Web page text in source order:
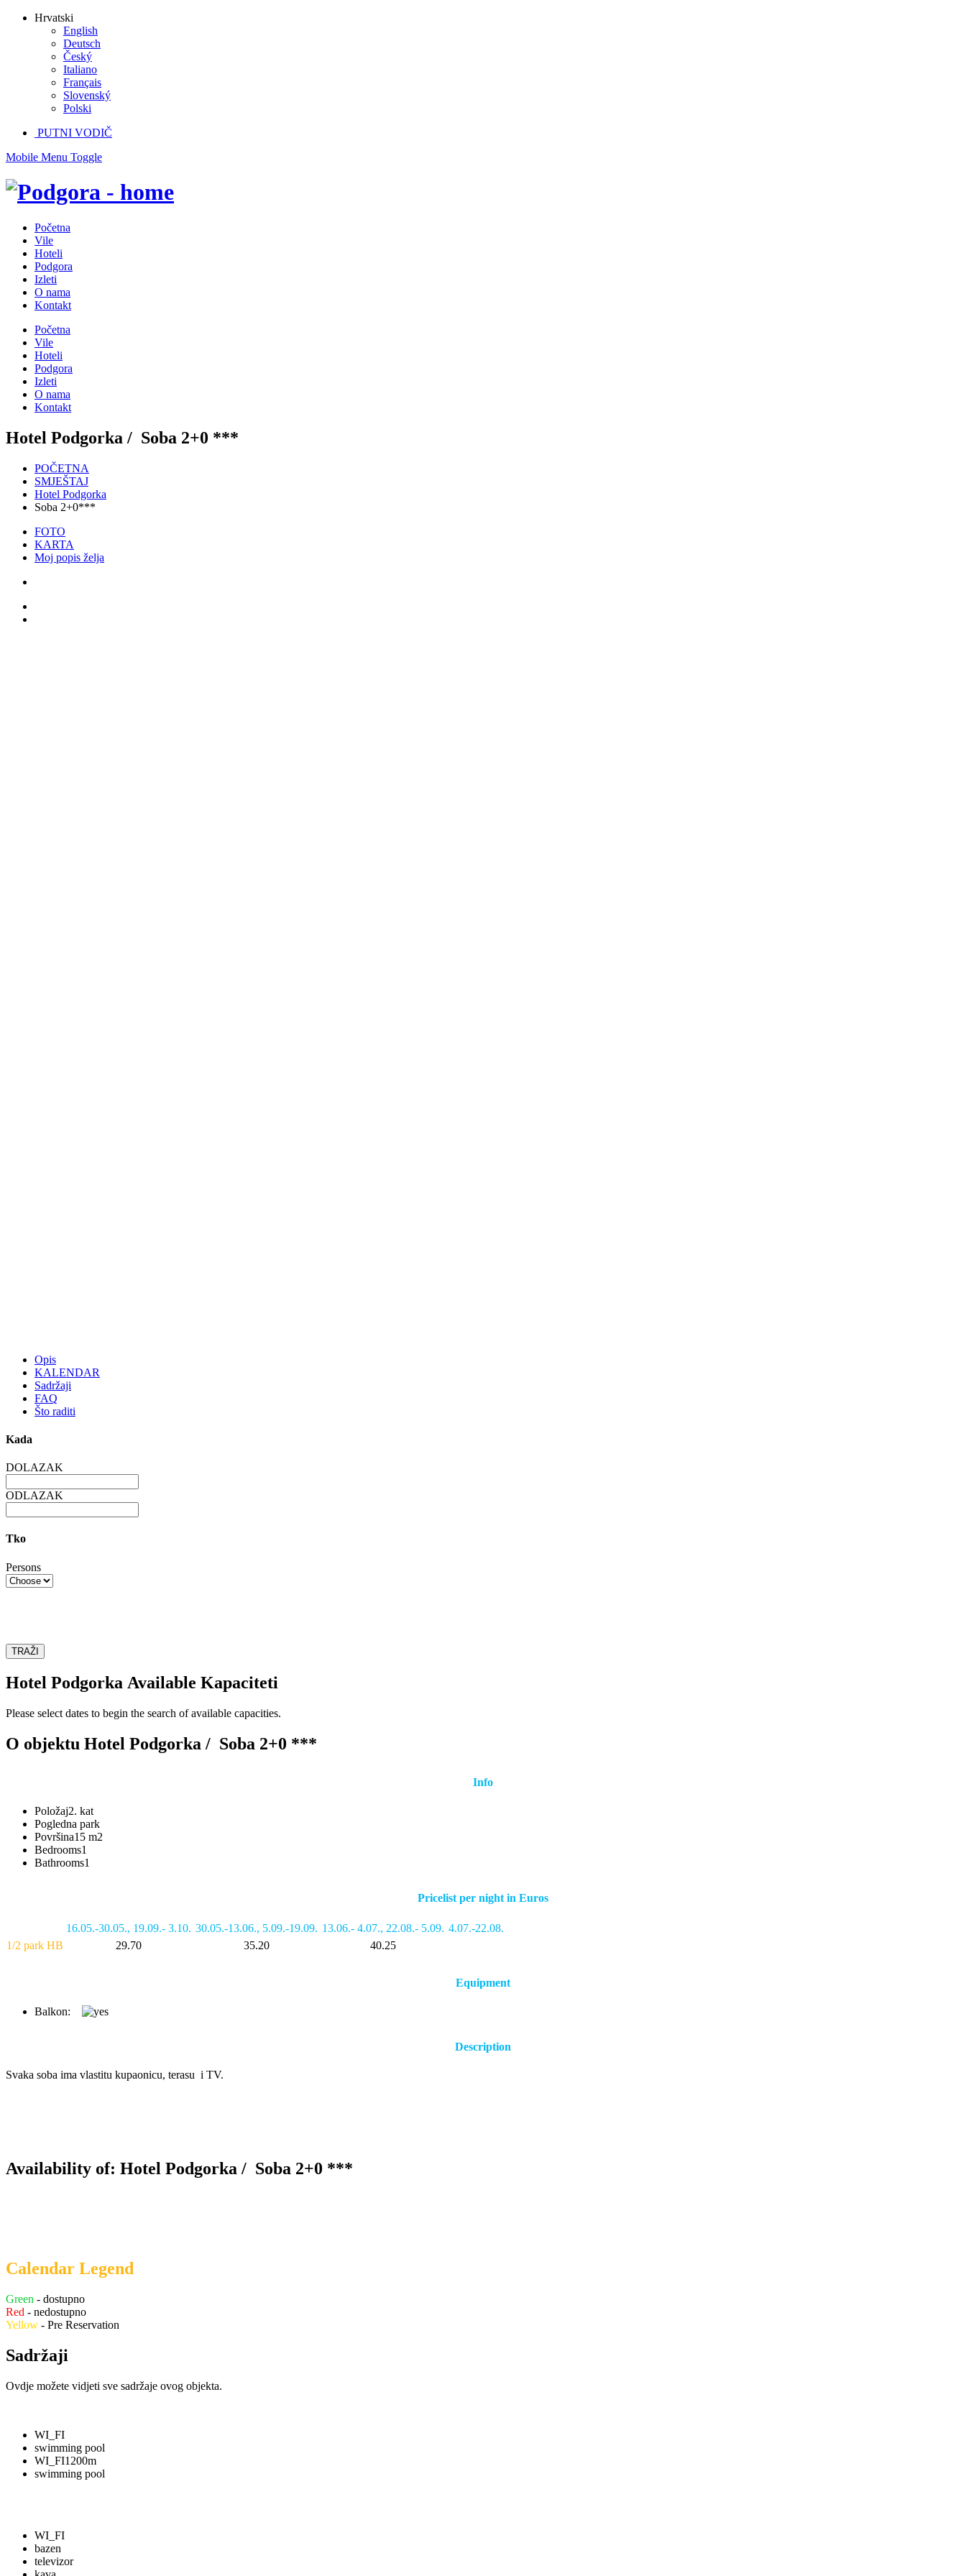
Hrvatski
English
Deutsch
Český
Italiano
Français
Slovenský
Polski
PUTNI VODIČ
Mobile Menu Toggle
Početna
Vile
Hoteli
Podgora
Izleti
O nama
Kontakt
Početna
Vile
Hoteli
Podgora
Izleti
O nama
Kontakt
Hotel Podgorka / Soba 2+0 ***
POČETNA
SMJEŠTAJ
Hotel Podgorka
Soba 2+0***
FOTO
KARTA
Moj popis želja
Opis
KALENDAR
Sadržaji
FAQ
Što raditi
Kada
DOLAZAK
ODLAZAK
Tko
Persons
TRAŽI
Hotel Podgorka Available Kapaciteti
Please select dates to begin the search of available capacities.
O objektu Hotel Podgorka / Soba 2+0 ***
Info
Položaj2. kat
Pogledna park
Površina15 m2
Bedrooms1
Bathrooms1
Pricelist per night in Euros
16.05.-30.05., 19.09.- 3.10. 30.05.-13.06., 5.09.-19.09. 13.06.- 4.07., 22.08.- 5.09. 4.07.-22.08.
1/2 park HB
29.70 35.20 40.25
Equipment
Balkon:
Description
Svaka soba ima vlastitu kupaonicu, terasu i TV.
Availability of: Hotel Podgorka / Soba 2+0 ***
Calendar Legend
Green - dostupno
Red - nedostupno
Yellow - Pre Reservation
Sadržaji
Ovdje možete vidjeti sve sadržaje ovog objekta.
WI_FI
swimming pool
WI_FI1200m
swimming pool
WI_FI
bazen
televizor